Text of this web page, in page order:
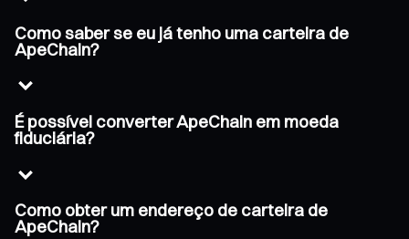
Como saber se eu já tenho uma carteira de
ApeChain?
É possível converter ApeChain em moeda
fiduciária?
Como obter um endereço de carteira de
ApeChain?